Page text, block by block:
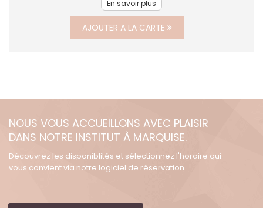
En savoir plus
AJOUTER A LA CARTE
NOUS VOUS ACCUEILLONS AVEC PLAISIR
DANS NOTRE INSTITUT À MARQUISE.
Découvrez les disponiblités et sélectionnez l'horaire qui
vous convient via notre logiciel de réservation.